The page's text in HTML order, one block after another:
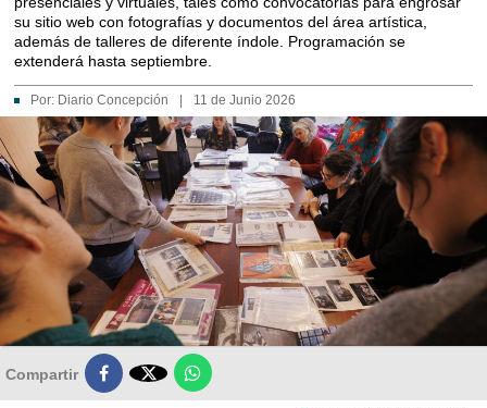
su sitio web con fotografías y documentos del área artística,
además de talleres de diferente índole. Programación se
extenderá hasta septiembre.
Por: Diario Concepción 11 de Junio 2026
Compartir 